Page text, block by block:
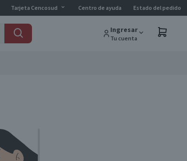
Tarjeta Cencosud Centro de ayuda Estado del pedido
Ingresar
Tu cuenta